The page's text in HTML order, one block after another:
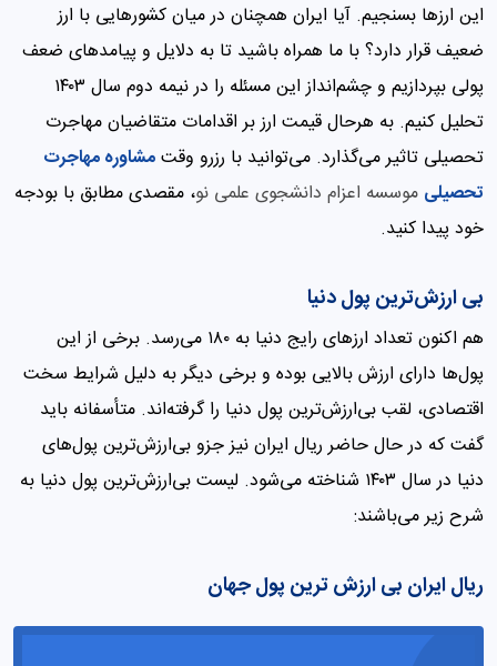
این ارزها بسنجیم. آیا ایران همچنان در میان کشورهایی با ارز
ضعیف قرار دارد؟ با ما همراه باشید تا به دلایل و پیامدهای ضعف
پولی بپردازیم و چشم‌انداز این مسئله را در نیمه دوم سال ۱۴۰۳
تحلیل کنیم. به هرحال قیمت ارز بر اقدامات متقاضیان مهاجرت
تحصیلی تاثیر می‌گذارد. می‌توانید با رزرو وقتمشاوره مهاجرت
تحصیلی موسسه اعزام دانشجوی علمی نو، مقصدی مطابق با بودجه
خود پیدا کنید.
بی‌ ارزش‌ترین پول دنیا
هم اکنون تعداد ارزهای رایج دنیا به ۱۸۰ می‌رسد. برخی از این
پول‌ها دارای ارزش بالایی بوده و برخی دیگر به دلیل شرایط سخت
اقتصادی، لقب بی‌ارزش‌ترین پول دنیا را گرفته‌اند. متأسفانه باید
گفت که در حال حاضر ریال ایران نیز جزو بی‌ارزش‌ترین پول‌های
دنیا در سال ۱۴۰۳ شناخته می‌شود. لیست بی‌ارزش‌ترین پول دنیا به
شرح زیر می‌باشند:
ریال ایران بی ارزش ترین پول جهان